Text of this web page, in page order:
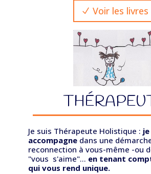
Voir les livres
Je suis Thérapeute Holistique :
accompagnedans une
reconnection à vous-même -ou
"vous s'aime"... en tenant
qui vous rend unique.